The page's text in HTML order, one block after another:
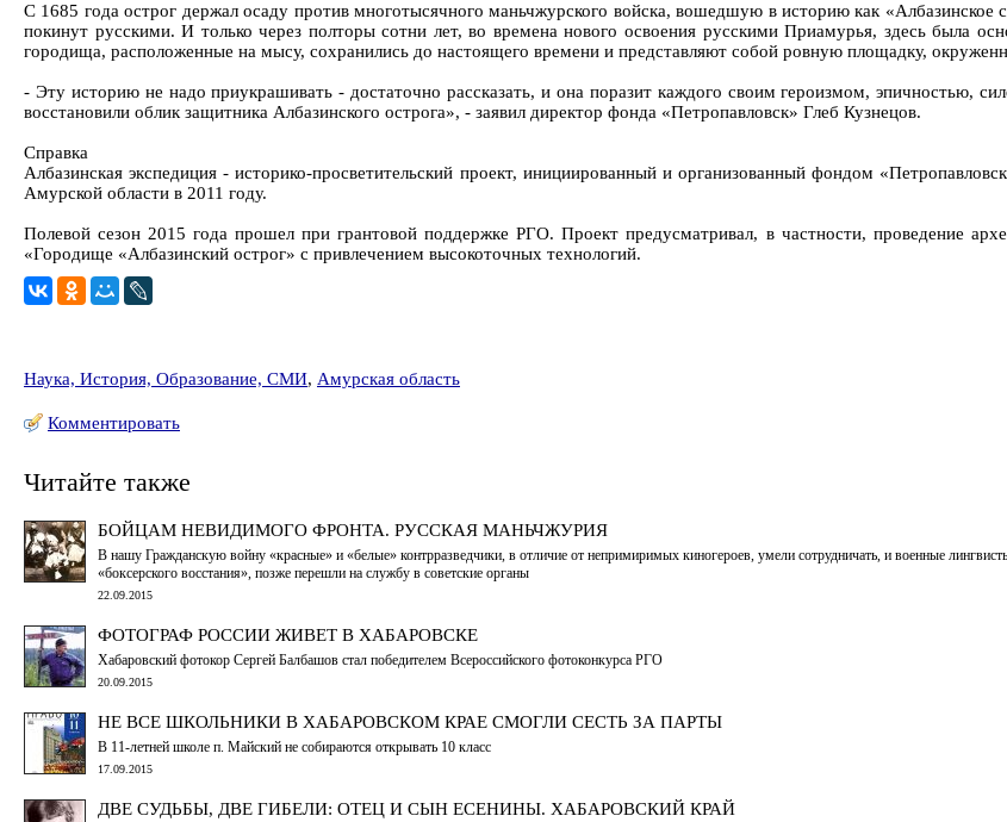
С 1685 года острог держал осаду против многотысячного маньчжурского войска, вошедшую в историю как «Албазинское
покинут русскими. И только через полторы сотни лет, во времена нового освоения русскими Приамурья, здесь была
городища, расположенные на мысу, сохранились до настоящего времени и представляют собой ровную площадку,
- Эту историю не надо приукрашивать - достаточно рассказать, и она поразит каждого своим героизмом, эпичностью,
восстановили облик защитника Албазинского острога», - заявил директор фонда «Петропавловск» Глеб Кузнецов.
Справка
Албазинская экспедиция - историко-просветительский проект, инициированный и организованный фондом
Амурской области в 2011 году.
Полевой сезон 2015 года прошел при грантовой поддержке РГО. Проект предусматривал, в частности, проведение
«Городище «Албазинский острог» с привлечением высокоточных технологий.
Наука, История, Образование, СМИ, Амурская область
Комментировать
Читайте также
БОЙЦАМ НЕВИДИМОГО ФРОНТА. РУССКАЯ МАНЬЧЖУРИЯ
В нашу Гражданскую войну «красные» и «белые» контрразведчики, в отличие от непримиримых киногероев, умели сотрудничать, и военные
«боксерского восстания», позже перешли на службу в советские органы
22.09.2015
ФОТОГРАФ РОССИИ ЖИВЕТ В ХАБАРОВСКЕ
Хабаровский фотокор Сергей Балбашов стал победителем Всероссийского фотоконкурса РГО
20.09.2015
НЕ ВСЕ ШКОЛЬНИКИ В ХАБАРОВСКОМ КРАЕ СМОГЛИ СЕСТЬ ЗА ПАРТЫ
В 11-летней школе п. Майский не собираются открывать 10 класс
17.09.2015
ДВЕ СУДЬБЫ, ДВЕ ГИБЕЛИ: ОТЕЦ И СЫН ЕСЕНИНЫ. ХАБАРОВСКИЙ КРАЙ